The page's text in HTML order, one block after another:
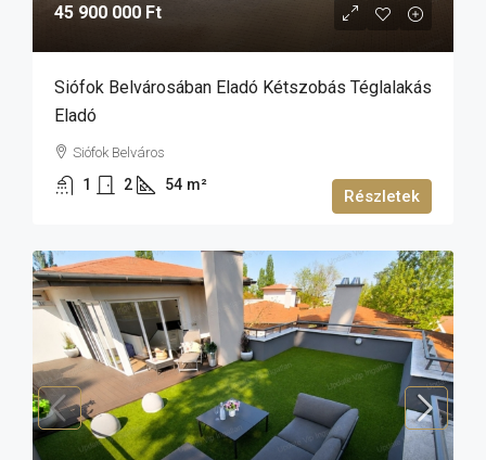
45 900 000 Ft
Siófok Belvárosában Eladó Kétszobás Téglalakás
Eladó
Siófok Belváros
1 2 54 m²
Részletek